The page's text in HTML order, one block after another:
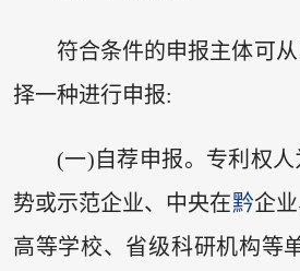
符合条件的申报主体可
择一种进行申报:
(一)自荐申报。专利权
势或示范企业、中央在黔企
高等学校、省级科研机构等